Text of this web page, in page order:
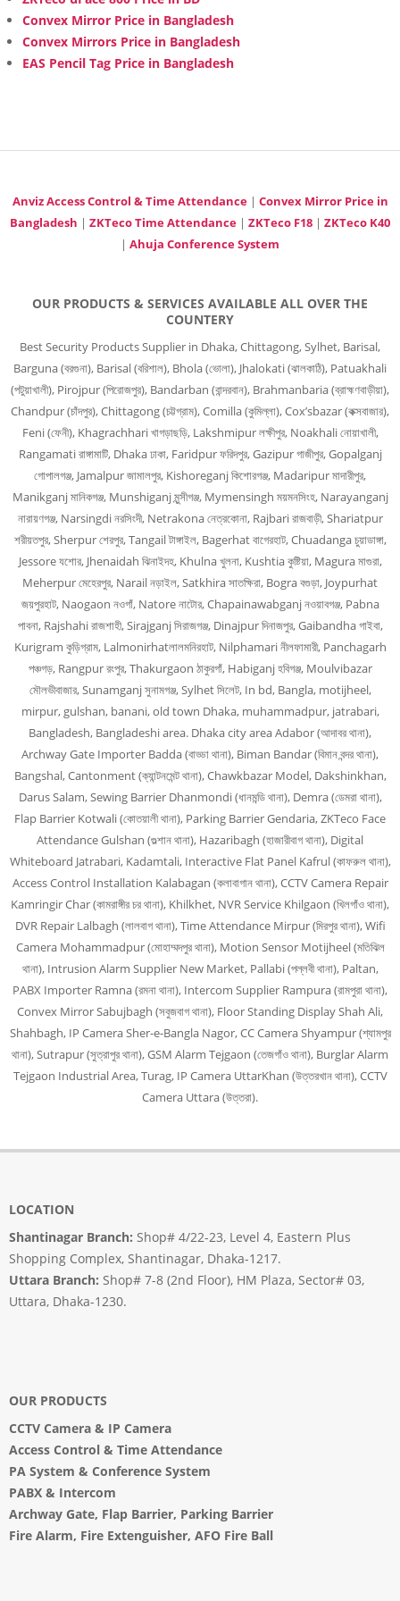
Convex Mirror Price in Bangladesh
Convex Mirrors Price in Bangladesh
EAS Pencil Tag Price in Bangladesh
Anviz Access Control & Time Attendance| Convex Mirror Price in
Bangladesh | ZKTeco Time Attendance | ZKTeco F18 | ZKTeco K40
| Ahuja Conference System
OUR PRODUCTS & SERVICES AVAILABLE ALL OVER THE
COUNTERY
Best Security Products Supplier in Dhaka, Chittagong, Sylhet, Barisal,
Barguna (বরগুনা), Barisal (বরিশাল), Bhola (ভোলা), Jhalokati (ঝালকাঠি), Patuakhali
(পটুয়াখালী), Pirojpur (পিরোজপুর), Bandarban (বান্দরবান), Brahmanbaria (ব্রাহ্মণবাড়ীয়া),
Chandpur (চাঁদপুর), Chittagong (চট্টগ্রাম), Comilla (কুমিল্লা), Cox’sbazar (কক্সবাজার),
Feni (ফেনী), Khagrachhari খাগড়াছড়ি, Lakshmipur লক্ষীপুর, Noakhali নোয়াখালী,
Rangamati রাঙ্গামাটি, Dhaka ঢাকা, Faridpur ফরিদপুর, Gazipur গাজীপুর, Gopalganj
গোপালগঞ্জ, Jamalpur জামালপুর, Kishoreganj কিশোরগঞ্জ, Madaripur মাদারীপুর,
Manikganj মানিকগঞ্জ, Munshiganj মুন্সীগঞ্জ, Mymensingh ময়মনসিংহ, Narayanganj
নারায়ণগঞ্জ, Narsingdi নরসিংদী, Netrakona নেত্রকোনা, Rajbari রাজবাড়ী, Shariatpur
শরীয়তপুর, Sherpur শেরপুর, Tangail টাঙ্গাইল, Bagerhat বাগেরহাট, Chuadanga চুয়াডাঙ্গা,
Jessore যশোর, Jhenaidah ঝিনাইদহ, Khulna খুলনা, Kushtia কুষ্টিয়া, Magura মাগুরা,
Meherpur মেহেরপুর, Narail নড়াইল, Satkhira সাতক্ষিরা, Bogra বগুড়া, Joypurhat
জয়পুরহাট, Naogaon নওগাঁ, Natore নাটোর, Chapainawabganj নওয়াবগঞ্জ, Pabna
পাবনা, Rajshahi রাজশাহী, Sirajganj সিরাজগঞ্জ, Dinajpur দিনাজপুর, Gaibandha গাইবা,
Kurigram কুড়িগ্রাম, Lalmonirhatলালমনিরহাট, Nilphamari নীলফামারী, Panchagarh
পঞ্চগড়, Rangpur রংপুর, Thakurgaon ঠাকুরগাঁ, Habiganj হবিগঞ্জ, Moulvibazar
মৌলভীবাজার, Sunamganj সুনামগঞ্জ, Sylhet সিলেট, In bd, Bangla, motijheel,
mirpur, gulshan, banani, old town Dhaka, muhammadpur, jatrabari,
Bangladesh, Bangladeshi area. Dhaka city area Adabor (আদাবর থানা),
Archway Gate Importer Badda (বাড্ডা থানা), Biman Bandar (বিমান বন্দর থানা),
Bangshal, Cantonment (ক্যান্টনমেন্ট থানা), Chawkbazar Model, Dakshinkhan,
Darus Salam, Sewing Barrier Dhanmondi (ধানমন্ডি থানা), Demra (ডেমরা থানা),
Flap Barrier Kotwali (কোতয়ালী থানা), Parking Barrier Gendaria, ZKTeco Face
Attendance Gulshan (গুল্শান থানা), Hazaribagh (হাজারীবাগ থানা), Digital
Whiteboard Jatrabari, Kadamtali, Interactive Flat Panel Kafrul (কাফরুল থানা),
Access Control Installation Kalabagan (কলাবাগান থানা), CCTV Camera Repair
Kamringir Char (কামরাঙ্গীর চর থানা), Khilkhet, NVR Service Khilgaon (খিলগাঁও থানা),
DVR Repair Lalbagh (লালবাগ থানা), Time Attendance Mirpur (মিরপুর থানা), Wifi
Camera Mohammadpur (মোহাম্মদপুর থানা), Motion Sensor Motijheel (মতিঝিল
থানা), Intrusion Alarm Supplier New Market, Pallabi (পল্লবী থানা), Paltan,
PABX Importer Ramna (রমনা থানা), Intercom Supplier Rampura (রামপুরা থানা),
Convex Mirror Sabujbagh (সবুজবাগ থানা), Floor Standing Display Shah Ali,
Shahbagh, IP Camera Sher-e-Bangla Nagor, CC Camera Shyampur (শ্যামপুর
থানা), Sutrapur (সুত্রাপুর থানা), GSM Alarm Tejgaon (তেজগাঁও থানা), Burglar Alarm
Tejgaon Industrial Area, Turag, IP Camera UttarKhan (উত্তরখান থানা), CCTV
Camera Uttara (উত্তরা).
LOCATION
Shantinagar Branch: Shop# 4/22-23, Level 4, Eastern Plus
Shopping Complex, Shantinagar, Dhaka-1217.
Uttara Branch: Shop# 7-8 (2nd Floor), HM Plaza, Sector# 03,
Uttara, Dhaka-1230.
OUR PRODUCTS
CCTV Camera & IP Camera
Access Control & Time Attendance
PA System & Conference System
PABX & Intercom
Archway Gate, Flap Barrier, Parking Barrier
Fire Alarm, Fire Extenguisher, AFO Fire Ball